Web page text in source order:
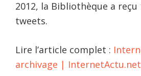
2012, la Bibliothèque a
tweets.
Lire l’article complet :
archivage | InternetActu.net